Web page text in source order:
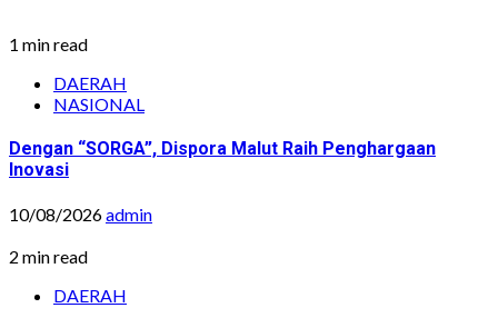
1 min read
DAERAH
NASIONAL
Dengan “SORGA”, Dispora Malut Raih Penghargaan
Inovasi
10/08/2026admin
2 min read
DAERAH